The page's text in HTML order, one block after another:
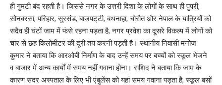
ही गुमटी बंद रहती है। जिससे नगर के उत्तरी दिशा के लोगों के साथ ही पुपरी,
सोनबरसा, परिहार, सुरसंड, बाजपट्‌टी, बथनाहा, चोरौत और नेपाल के यात्रियों को
सदैव ही घंटों जाम में फंसे रहना पड़ता है, नगर प्रवेश का दूसरे विकल्प में लोगों को
चार से छह किलोमीटर की दूरी तय करनी पड़ती है। स्थानीय निवासी मनोज
कुमार ने बताया कि आरओबी निर्माण के बाद उन्हें समय पर बच्चों को स्कूल भेजने
व बाजार में अन्य कार्यों में समय नहीं गवाना होना। राशिद ने बताया कि जाम के
कारण सदर अस्पताल के लिए भी एंबुलेंस को यहां समय गवाना पड़ता है, स्कूल बसों